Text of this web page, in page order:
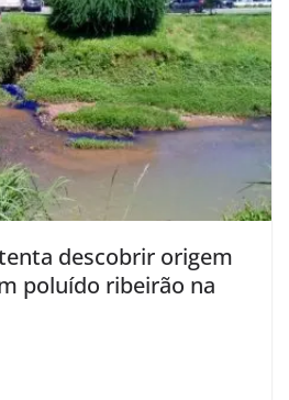
descobrir origem
poluído ribeirão na